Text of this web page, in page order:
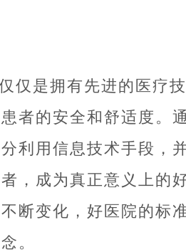
仅是拥有先进的医疗
者的安全和舒适度。
利用信息技术手段，
，成为真正意义上的
断变化，好医院的标
。